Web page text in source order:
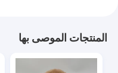
المنتجات الموصى بها